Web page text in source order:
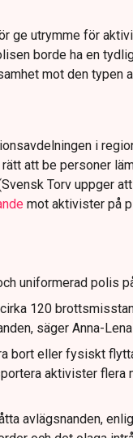
ge utrymme för
borde ha en
mot den typen
i
att be personer
Torv uppger
mot aktivister på
uniformerad polis
120
säger Anna-
bort eller fysiskt
aktivister flera
avlägsnanden,